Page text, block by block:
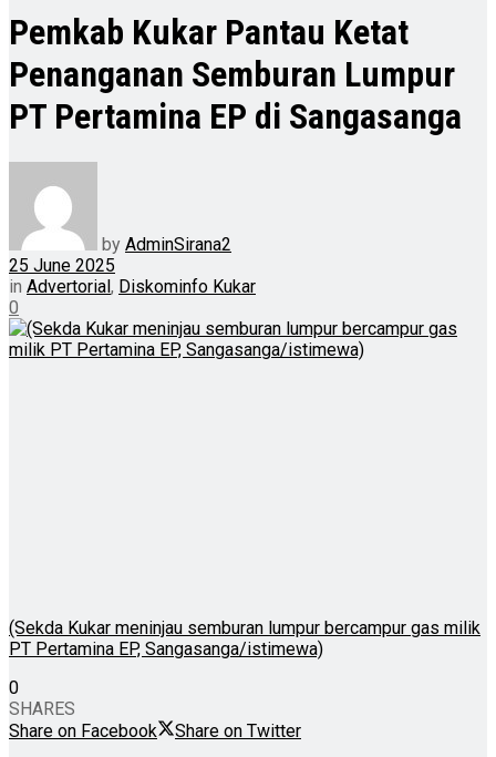
Pemkab Kukar Pantau Ketat
Penanganan Semburan Lumpur
PT Pertamina EP di Sangasanga
by AdminSirana2
25 June 2025
in Advertorial, Diskominfo Kukar
0
(Sekda Kukar meninjau semburan lumpur bercampur gas milik
PT Pertamina EP, Sangasanga/istimewa)
0
SHARES
Share on Facebook
Share on Twitter